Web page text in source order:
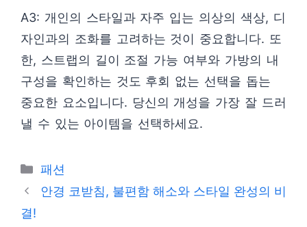
A3: 개인의 스타일과 자주 입는 의상의 색상, 디
자인과의 조화를 고려하는 것이 중요합니다. 또
한, 스트랩의 길이 조절 가능 여부와 가방의 내
구성을 확인하는 것도 후회 없는 선택을 돕는
중요한 요소입니다. 당신의 개성을 가장 잘 드러
낼 수 있는 아이템을 선택하세요.
카
테
패션
안경 코받침, 불편함 해소와 스타일 완성의 비
결!